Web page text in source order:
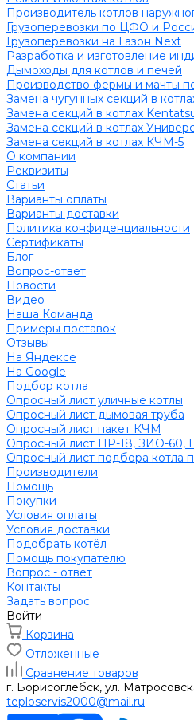
Производитель котлов
Грузоперевозки по ЦФО и
Грузоперевозки на Газон Next
Разработка и изготовление
Дымоходы для котлов и печей
Производство фермы и мачты
Замена чугунных секций в
Замена секций в котлах
Замена секций в котлах
Замена секций в котлах КЧМ-5
О компании
Реквизиты
Статьи
Варианты оплаты
Варианты доставки
Политика конфиденциальности
Сертификаты
Блог
Вопрос-ответ
Новости
Видео
Наша Команда
Примеры поставок
Отзывы
На Яндексе
На Google
Подбор котла
Опросный лист уличные котлы
Опросный лист дымовая труба
Опросный лист пакет КЧМ
Опросный лист НР-18, ЗИО-
Опросный лист подбора котла
Производители
Помощь
Покупки
Условия оплаты
Условия доставки
Подобрать котёл
Помощь покупателю
Вопрос - ответ
Контакты
Задать вопрос
Войти
Корзина
Отложенные
Сравнение товаров
г. Борисоглебск, ул.
teploservis2000@mail.ru